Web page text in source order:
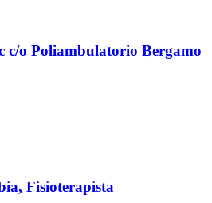
c/o Poliambulatorio Bergamo
Fisioterapista